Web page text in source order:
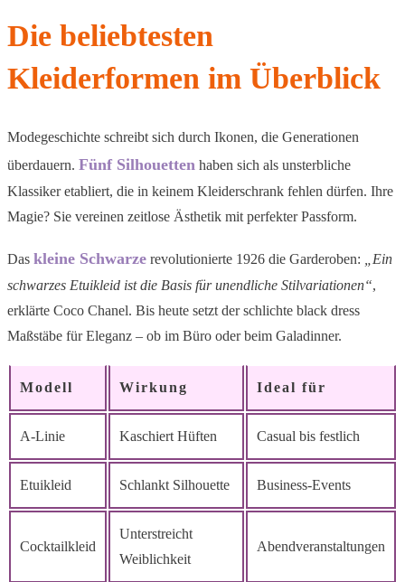
Die beliebtesten
Kleiderformen im Überblick
Modegeschichte schreibt sich durch Ikonen, die Generationen
überdauern. Fünf Silhouetten haben sich als unsterbliche
Klassiker etabliert, die in keinem Kleiderschrank fehlen dürfen. Ihre
Magie? Sie vereinen zeitlose Ästhetik mit perfekter Passform.
Das kleine Schwarze revolutionierte 1926 die Garderoben:
„Ein
schwarzes Etuikleid ist die Basis für unendliche Stilvariationen“,
erklärte Coco Chanel. Bis heute setzt der schlichte black dress
Maßstäbe für Eleganz – ob im Büro oder beim Galadinner.
Modell Wirkung Ideal für
A-Linie Kaschiert Hüften Casual bis festlich
Etuikleid Schlankt Silhouette Business-Events
Cocktailkleid
Unterstreicht
Weiblichkeit
Abendveranstaltungen